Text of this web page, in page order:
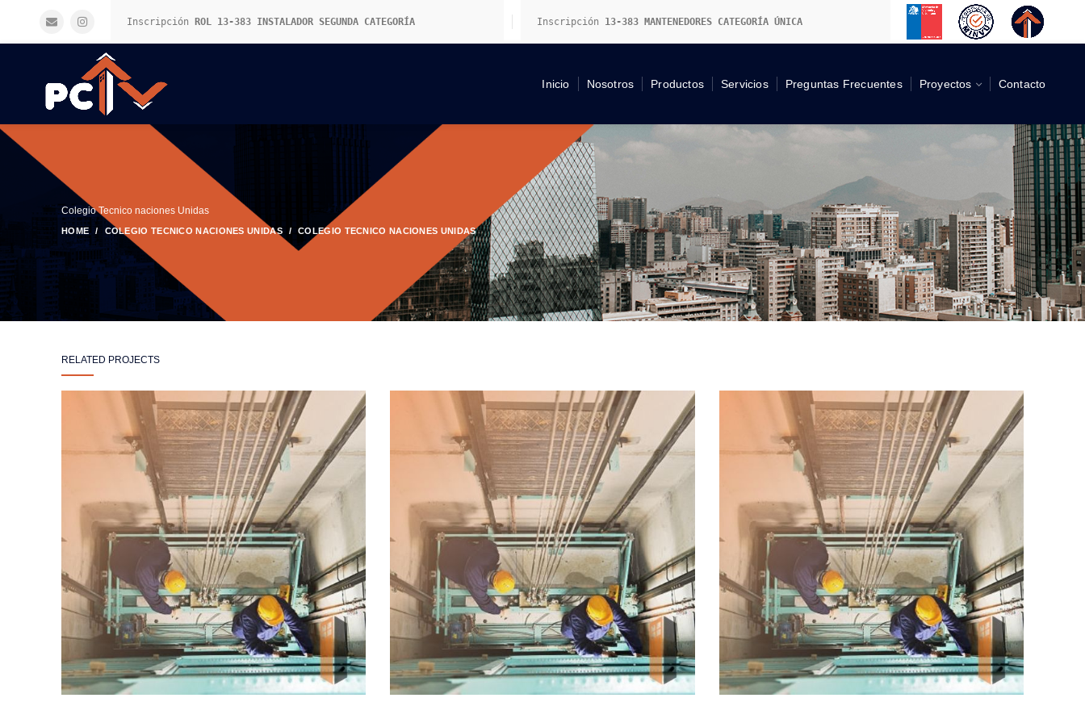
Inscripción ROL 13-383 INSTALADOR SEGUNDA CATEGORÍA Inscripción 13-383 MANTENEDORES CATEGORÍA ÚNICA
Inicio Nosotros Productos Servicios Preguntas Frecuentes Proyectos Contacto
Colegio Tecnico naciones Unidas
HOME COLEGIO TECNICO NACIONES UNIDAS COLEGIO TECNICO NACIONES UNIDAS
RELATED PROJECTS